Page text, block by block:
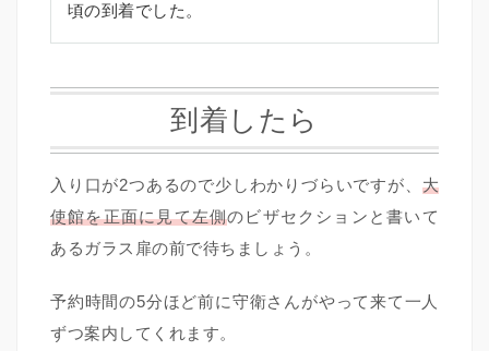
頃の到着でした。
到着したら
入り口が2つあるので少しわかりづらいですが、 大
使館を正面に見て左側のビザセクションと書いて
あるガラス扉の前で待ちましょう。
予約時間の5分ほど前に守衛さんがやって来て一人
ずつ案内してくれます。